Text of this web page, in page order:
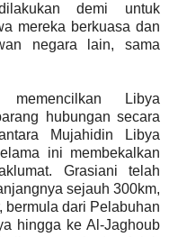
demi untuk
mereka berkuasa dan
negara lain, sama
Libya
hubungan secara
Mujahidin Libya
ini membekalkan
Grasiani telah
sejauh 300km,
bermula dari Pelabuhan
hingga ke Al-Jaghoub